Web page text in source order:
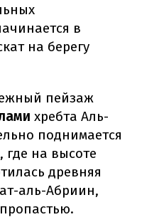
в
на берегу
пейзаж
хребта Аль-
поднимается
где на высоте
древняя
аль-Абриин,